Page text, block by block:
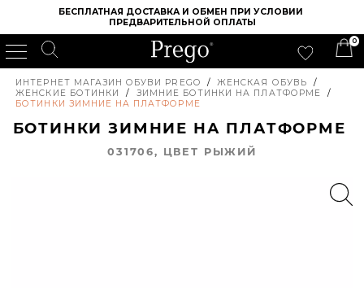
БЕСПЛАТНАЯ ДОСТАВКА И ОБМЕН ПРИ УСЛОВИИ
ПРЕДВАРИТЕЛЬНОЙ ОПЛАТЫ
0
ИНТЕРНЕТ МАГАЗИН ОБУВИ PREGO / ЖЕНСКАЯ ОБУВЬ
/
ЖЕНСКИЕ БОТИНКИ
/ ЗИМНИЕ БОТИНКИ НА ПЛАТФОРМЕ
/
БОТИНКИ ЗИМНИЕ НА ПЛАТФОРМЕ
БОТИНКИ ЗИМНИЕ НА ПЛАТФОРМЕ
031706, ЦВЕТ РЫЖИЙ